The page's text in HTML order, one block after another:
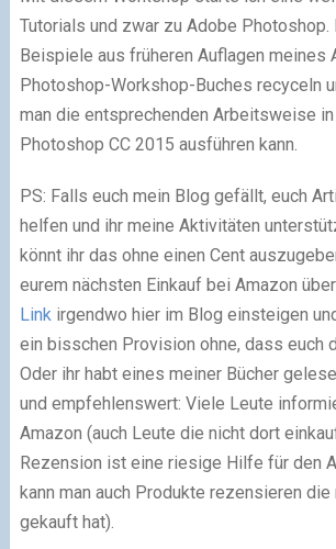
Tutorials und zwar zu Adobe Photoshop.
Beispiele aus früheren Auflagen meines
Photoshop-Workshop-Buches recyceln
man die entsprechenden Arbeitsweise
Photoshop CC 2015 ausführen kann.
PS: Falls euch mein Blog gefällt, euch
helfen und ihr meine Aktivitäten
könnt ihr das ohne einen Cent
eurem nächsten Einkauf bei Amazon
Linkirgendwo hier im Blog einsteigen
ein bisschen Provision ohne, dass euch
Oder ihr habt eines meiner Bücher
und empfehlenswert: Viele Leute
Amazon (auch Leute die nicht dort
Rezension ist eine riesige Hilfe für den
kann man auch Produkte rezensieren die
gekauft hat).